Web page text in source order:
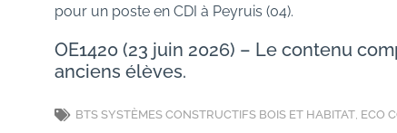
pour un poste en CDI à Peyruis (04).
OE1420 (23 juin 2026) – Le contenu
anciens élèves.
BTS SYSTÈMES CONSTRUCTIFS BOIS ET HABITAT, ECO